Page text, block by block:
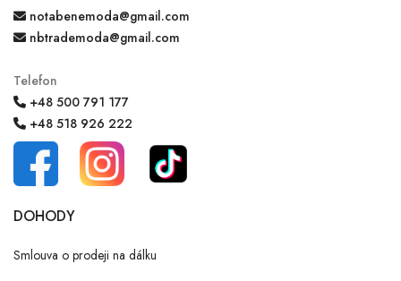
notabenemoda@gmail.com
nbtrademoda@gmail.com
Telefon
+48 500 791 177
+48 518 926 222
DOHODY
Smlouva o prodeji na dálku